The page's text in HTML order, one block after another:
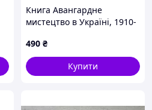
Книга Авангардне
мистецтво в Україні, 1910-
варто боротися. Автор - М.
Шкандрій
490 ₴
Купити